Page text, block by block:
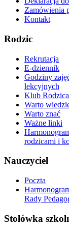
Zamówienia
Kontakt
Rodzic
Rekrutacja
E-dziennik
Godziny
lekcyjnych
Klub Rodzica
Warto
Warto znać
Ważne linki
rodzicami i
Nauczyciel
Poczta
Rady
Stołówka